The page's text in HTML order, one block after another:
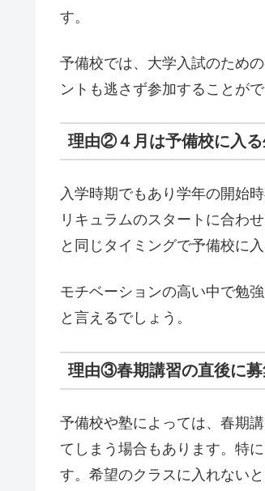
す。
予備校では、大学入試のため
ントも逃さず参加することが
理由②４月は予備校に入
入学時期でもあり学年の開始
リキュラムのスタートに合わ
と同じタイミングで予備校に
モチベーションの高い中で勉
と言えるでしょう。
理由③春期講習の直後に募
予備校や塾によっては、春期
てしまう場合もあります。特
す。希望のクラスに入れない